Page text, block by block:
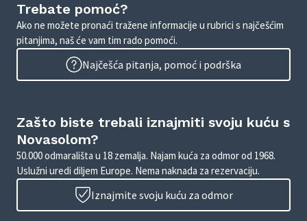
Trebate pomoć?
Ako ne možete pronaći tražene informacije u rubrici s najčešćim
pitanjima, naš će vam tim rado pomoći.
Najčešća pitanja, pomoć i podrška
Zašto biste trebali iznajmiti svoju kuću s
Novasolom?
50.000 odmarališta u 18 zemalja. Najam kuća za odmor od 1968.
Uslužni uredi diljem Europe. Nema naknada za rezervaciju.
Iznajmite svoju kuću za odmor